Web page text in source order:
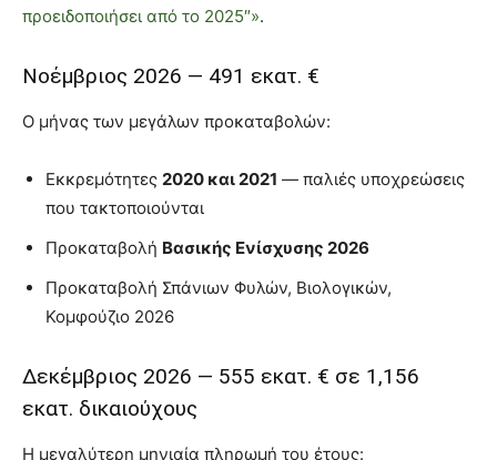
προειδοποιήσει από το 2025″».
Νοέμβριος 2026 — 491 εκατ. €
Ο μήνας των μεγάλων προκαταβολών:
Εκκρεμότητες 2020 και 2021 — παλιές υποχρεώσεις
που τακτοποιούνται
Προκαταβολή Βασικής Ενίσχυσης 2026
Προκαταβολή Σπάνιων Φυλών, Βιολογικών,
Κομφούζιο 2026
Δεκέμβριος 2026 — 555 εκατ. € σε 1,156
εκατ. δικαιούχους
Η μεγαλύτερη μηνιαία πληρωμή του έτους: